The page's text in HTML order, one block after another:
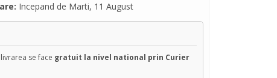
Incepand de Marti, 11 August
livrarea se face gratuit la nivel national prin Curier